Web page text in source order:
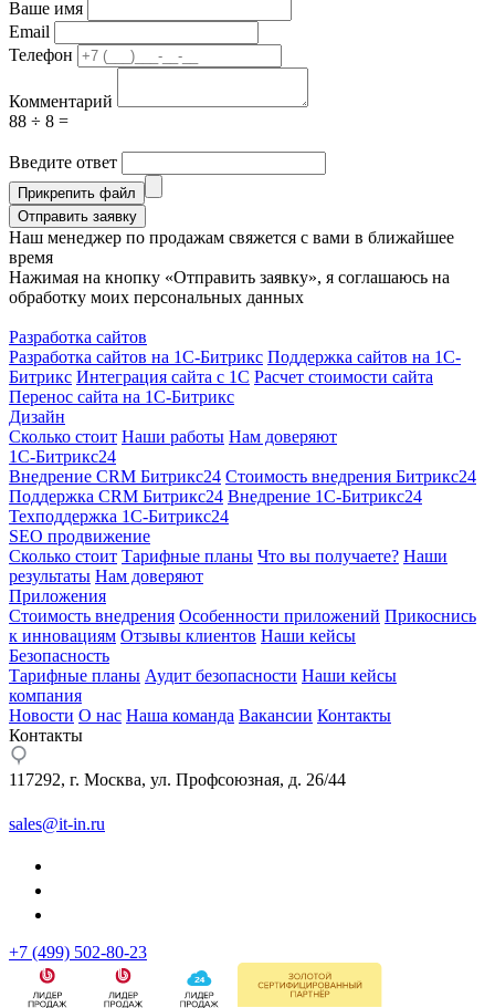
Ваше имя
Email
Телефон
Комментарий
88 ÷ 8 =
Введите ответ
Прикрепить файл
Отправить заявку
Наш менеджер по продажам свяжется с вами в ближайшее
время
Нажимая на кнопку «Отправить заявку», я соглашаюсь на
обработку моих персональных данных
Разработка сайтов
Разработка сайтов на 1С-Битрикс Поддержка сайтов на 1С-
Битрикс Интеграция сайта с 1С Расчет стоимости сайта
Перенос сайта на 1С-Битрикс
Дизайн
Сколько стоит Наши работы Нам доверяют
1С-Битрикс24
Внедрение CRM Битрикс24 Стоимость внедрения Битрикс24
Поддержка CRM Битрикс24 Внедрение 1С-Битрикс24
Техподдержка 1С-Битрикс24
SEO продвижение
Сколько стоит Тарифные планы Что вы получаете? Наши
результаты Нам доверяют
Приложения
Стоимость внедрения Особенности приложений Прикоснись
к инновациям Отзывы клиентов Наши кейсы
Безопасность
Тарифные планы Аудит безопасности Наши кейсы
компания
Новости О нас Наша команда Вакансии Контакты
Контакты
117292, г. Москва, ул. Профсоюзная, д. 26/44
sales@it-in.ru
+7 (499) 502-80-23